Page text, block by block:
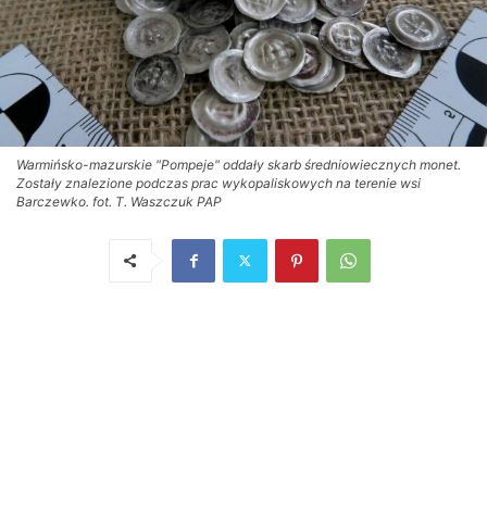
Warmińsko-mazurskie "Pompeje" oddały skarb średniowiecznych monet.
Zostały znalezione podczas prac wykopaliskowych na terenie wsi
Barczewko. fot. T. Waszczuk PAP